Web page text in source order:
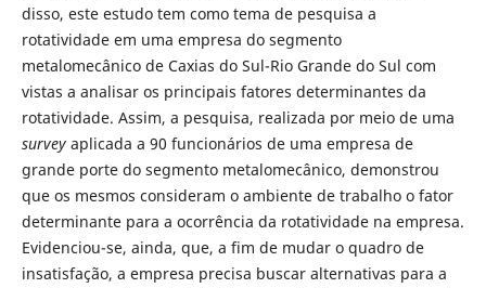
disso, este estudo tem como tema de pesquisa a
rotatividade em uma empresa do segmento
metalomecânico de Caxias do Sul-Rio Grande do Sul com
vistas a analisar os principais fatores determinantes da
rotatividade. Assim, a pesquisa, realizada por meio de uma
survey aplicada a 90 funcionários de uma empresa de
grande porte do segmento metalomecânico, demonstrou
que os mesmos consideram o ambiente de trabalho o fator
determinante para a ocorrência da rotatividade na empresa.
Evidenciou-se, ainda, que, a fim de mudar o quadro de
insatisfação, a empresa precisa buscar alternativas para a